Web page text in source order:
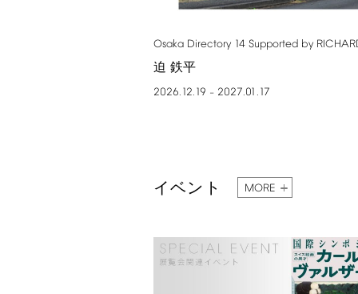
Osaka Directory 14 Supported by
迫 鉄平
2026.12.19 – 2027.01.17
イベント MORE